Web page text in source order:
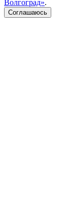
Волгоград».
Соглашаюсь